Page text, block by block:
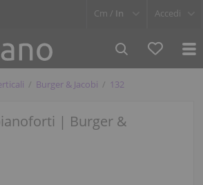
Cm / In Accedi
Burger & Jacobi 132
| Burger &